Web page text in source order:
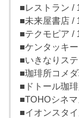
■レストラン /
■未来屋書店 /
■テクモピア /
■ケンタッキ
■いきなりス
■珈琲所コメ
■ドトール珈
■TOHOシネ
■イオンスタ